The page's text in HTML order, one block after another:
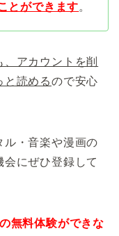
とができます。
アカウントを削
と読めるので安心
ル・音楽や漫画の
にぜひ登録して
無料体験ができな